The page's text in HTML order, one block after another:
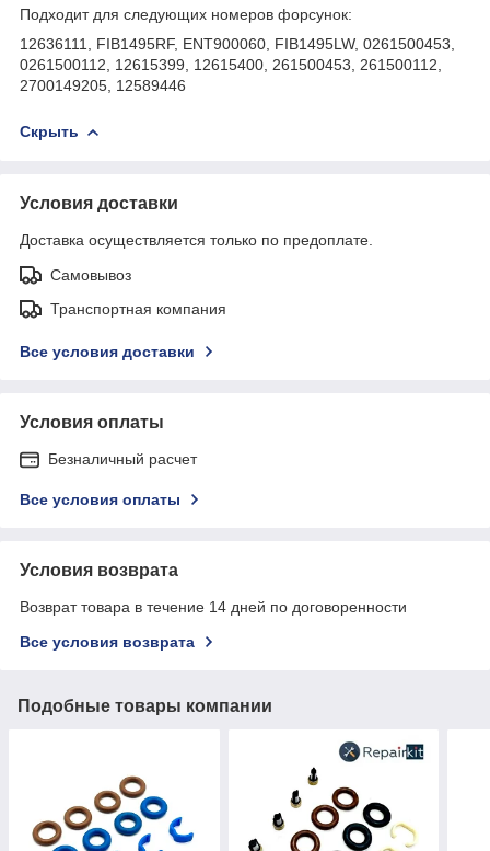
Подходит для следующих номеров форсунок:
12636111, FIB1495RF, ENT900060, FIB1495LW, 0261500453,
0261500112, 12615399, 12615400, 261500453, 261500112,
2700149205, 12589446
Скрыть
Условия доставки
Доставка осуществляется только по предоплате.
Самовывоз
Транспортная компания
Все условия доставки
Условия оплаты
Безналичный расчет
Все условия оплаты
Условия возврата
Возврат товара в течение 14 дней по договоренности
Все условия возврата
Подобные товары компании